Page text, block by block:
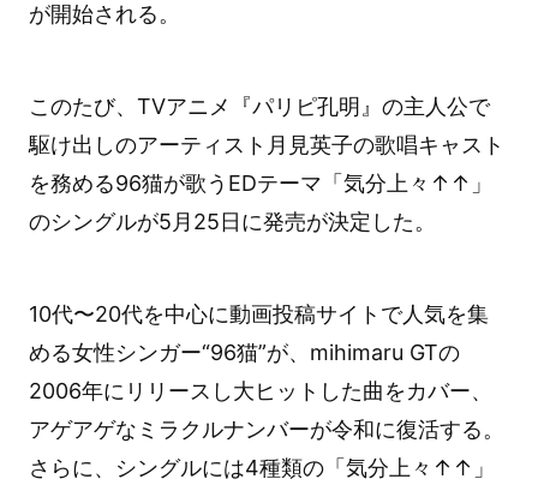
が開始される。
このたび、TVアニメ『パリピ孔明』の主人公で
駆け出しのアーティスト月見英子の歌唱キャスト
を務める96猫が歌うEDテーマ「気分上々↑↑」
のシングルが5月25日に発売が決定した。
10代〜20代を中心に動画投稿サイトで人気を集
める女性シンガー“96猫”が、mihimaru GTの
2006年にリリースし大ヒットした曲をカバー、
アゲアゲなミラクルナンバーが令和に復活する。
さらに、シングルには4種類の「気分上々↑↑」